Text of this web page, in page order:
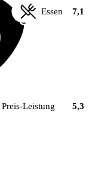
Essen 7,1
Preis-Leistung 5,3